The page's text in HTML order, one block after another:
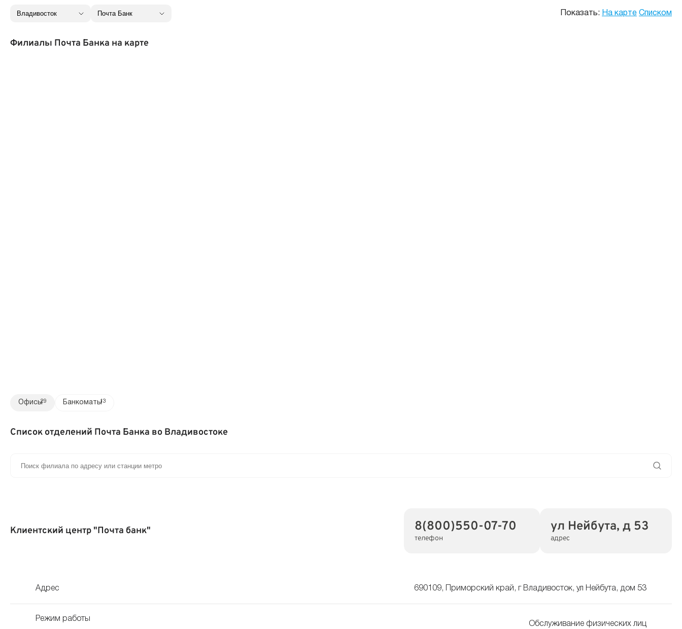
Показать: На карте Списком
Филиалы Почта Банка на карте
Офисы29 Банкоматы13
Список отделений Почта Банка во Владивостоке
Клиентский центр "Почта банк" 8(800)550-07-70
телефон
ул Нейбута, д 53
адрес
Адрес 690109, Приморский край, г Владивосток, ул Нейбута, дом 53
Режим работы
Обслуживание физических лиц